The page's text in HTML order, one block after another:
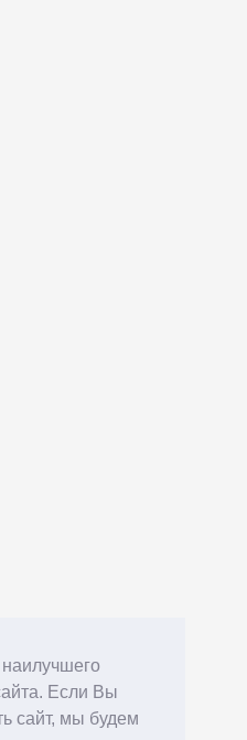
Если Вы
сайт, мы будем